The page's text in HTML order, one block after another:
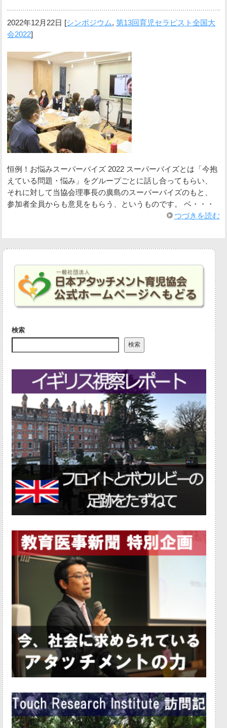
2022年12月22日 [シンポジウム,第13回育児セラピスト全国大
会2022]
恒例！お悩みスーパーバイズ 2022 スーパーバイズとは「今抱
えている問題・悩み」をグループごとに話し合ってもらい、
それに対して当協会理事長の廣島のスーパーバイズのもと、
参加者全員からも意見をもらう、というものです。 ベ・・・
つづきを読む
検索
検索